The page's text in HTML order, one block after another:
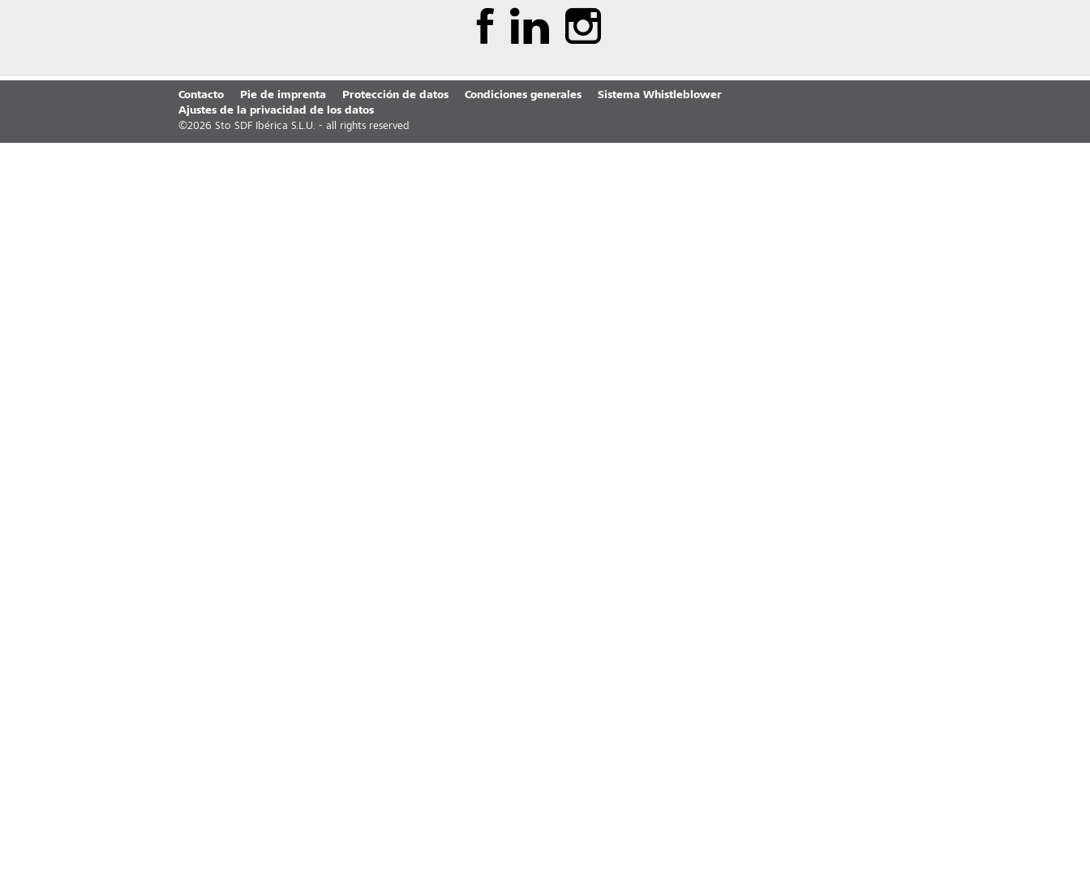
Contacto Pie de imprenta Protección de datos Condiciones generales
Sistema Whistleblower
Ajustes de la privacidad de los datos
©2026 Sto SDF Ibérica S.L.U. - all rights reserved